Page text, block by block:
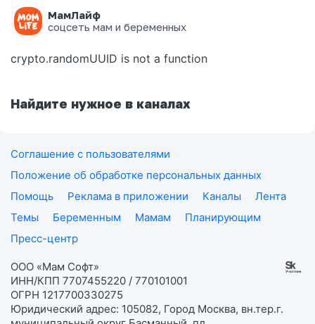
МамЛайф
соцсеть мам и беременных
Ошибка на странице
crypto.randomUUID is not a function
Найдите нужное в каналах
Соглашение с пользователями
Положение об обработке персональных данных
Помощь
Реклама в приложении Каналы
Лента
Темы
Беременным Мамам
Планирующим
Пресс-центр
ООО «Мам Софт»
ИНН/КПП 7707455220 / 770101001
ОГРН 1217700330275
Юридический адрес: 105082, Город Москва, вн.тер.г.